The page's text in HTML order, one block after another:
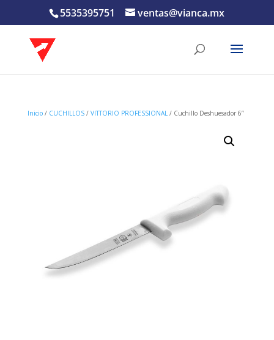
5535395751 ventas@vianca.mx
Inicio/ CUCHILLOS/ VITTORIO PROFESSIONAL/ Cuchillo Deshuesador 6’’